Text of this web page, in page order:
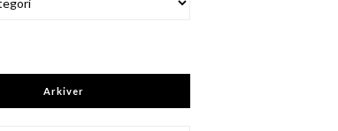
Arkiver